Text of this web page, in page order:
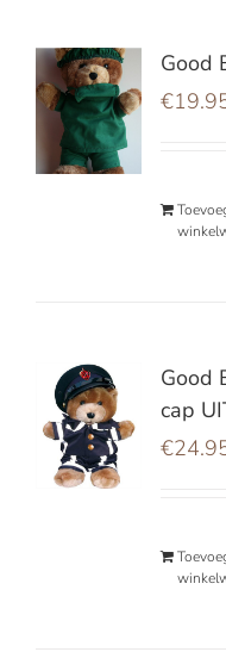
Good
€
Good
cap
€